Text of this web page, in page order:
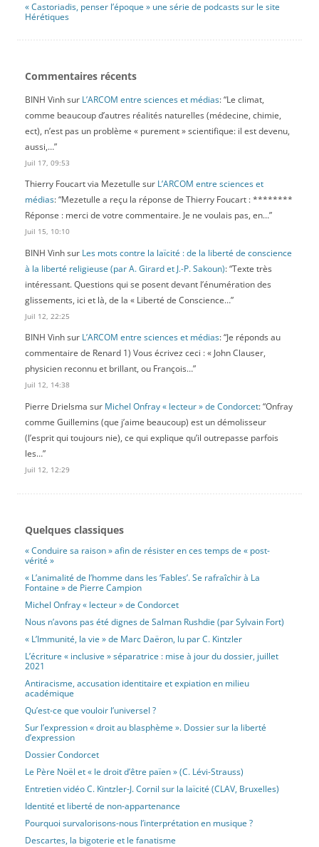
« Castoriadis, penser l’époque » une série de podcasts sur le site
Hérétiques
Commentaires récents
BINH Vinhsur L’ARCOM entre sciences et médias: “Le climat,
comme beaucoup d’autres réalités naturelles (médecine, chimie,
ect), n’est pas un problème « purement » scientifique: il est devenu,
aussi,…”
Juil 17, 09:53
Thierry Foucart via Mezetulle sur L’ARCOM entre sciences et
médias: “Mezetulle a reçu la réponse de Thierry Foucart : ********
Réponse : merci de votre commentaire. Je ne voulais pas, en…”
Juil 15, 10:10
BINH Vinhsur Les mots contre la laïcité : de la liberté de conscience
à la liberté religieuse (par A. Girard et J.-P. Sakoun): “Texte très
intéressant. Questions qui se posent devant l’énumération des
glissements, ici et là, de la « Liberté de Conscience…”
Juil 12, 22:25
BINH Vinhsur L’ARCOM entre sciences et médias: “Je réponds au
commentaire de Renard 1) Vous écrivez ceci : « John Clauser,
physicien reconnu et brillant, ou François…”
Juil 12, 14:38
Pierre Drielsma sur Michel Onfray « lecteur » de Condorcet: “Onfray
comme Guillemins (que j’aime beaucoup) est un démolisseur
(l’esprit qui toujours nie), ce qui explique qu’il outrepasse parfois
les…”
Juil 12, 12:29
Quelques classiques
« Conduire sa raison » afin de résister en ces temps de « post-
vérité »
« L’animalité de l’homme dans les ‘Fables’. Se rafraîchir à La
Fontaine » de Pierre Campion
Michel Onfray « lecteur » de Condorcet
Nous n’avons pas été dignes de Salman Rushdie (par Sylvain Fort)
« L’Immunité, la vie » de Marc Daëron, lu par C. Kintzler
L’écriture « inclusive » séparatrice : mise à jour du dossier, juillet
2021
Antiracisme, accusation identitaire et expiation en milieu
académique
Qu’est-ce que vouloir l’universel ?
Sur l’expression « droit au blasphème ». Dossier sur la liberté
d’expression
Dossier Condorcet
Le Père Noël et « le droit d’être païen » (C. Lévi-Strauss)
Entretien vidéo C. Kintzler-J. Cornil sur la laïcité (CLAV, Bruxelles)
Identité et liberté de non-appartenance
Pourquoi survalorisons-nous l’interprétation en musique ?
Descartes, la bigoterie et le fanatisme